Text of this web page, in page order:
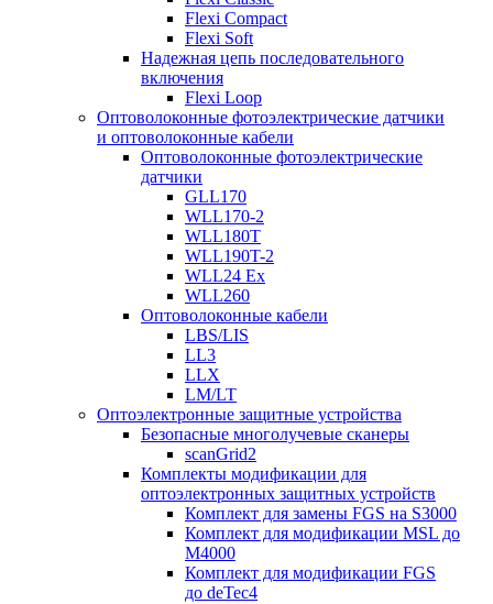
Flexi Compact
Flexi Soft
Надежная цепь последовательного
включения
Flexi Loop
Оптоволоконные фотоэлектрические датчики
и оптоволоконные кабели
Оптоволоконные фотоэлектрические
датчики
GLL170
WLL170-2
WLL180T
WLL190T-2
WLL24 Ex
WLL260
Оптоволоконные кабели
LBS/LIS
LL3
LLX
LM/LT
Оптоэлектронные защитные устройства
Безопасные многолучевые сканеры
scanGrid2
Комплекты модификации для
оптоэлектронных защитных устройств
Комплект для замены FGS на S3000
Комплект для модификации MSL до
M4000
Комплект для модификации FGS
до deTec4